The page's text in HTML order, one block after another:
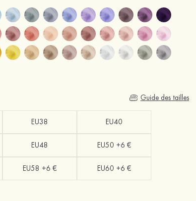
Guide des tailles
EU38 EU40
EU48 EU50 +6 €
EU58 +6 € EU60 +6 €